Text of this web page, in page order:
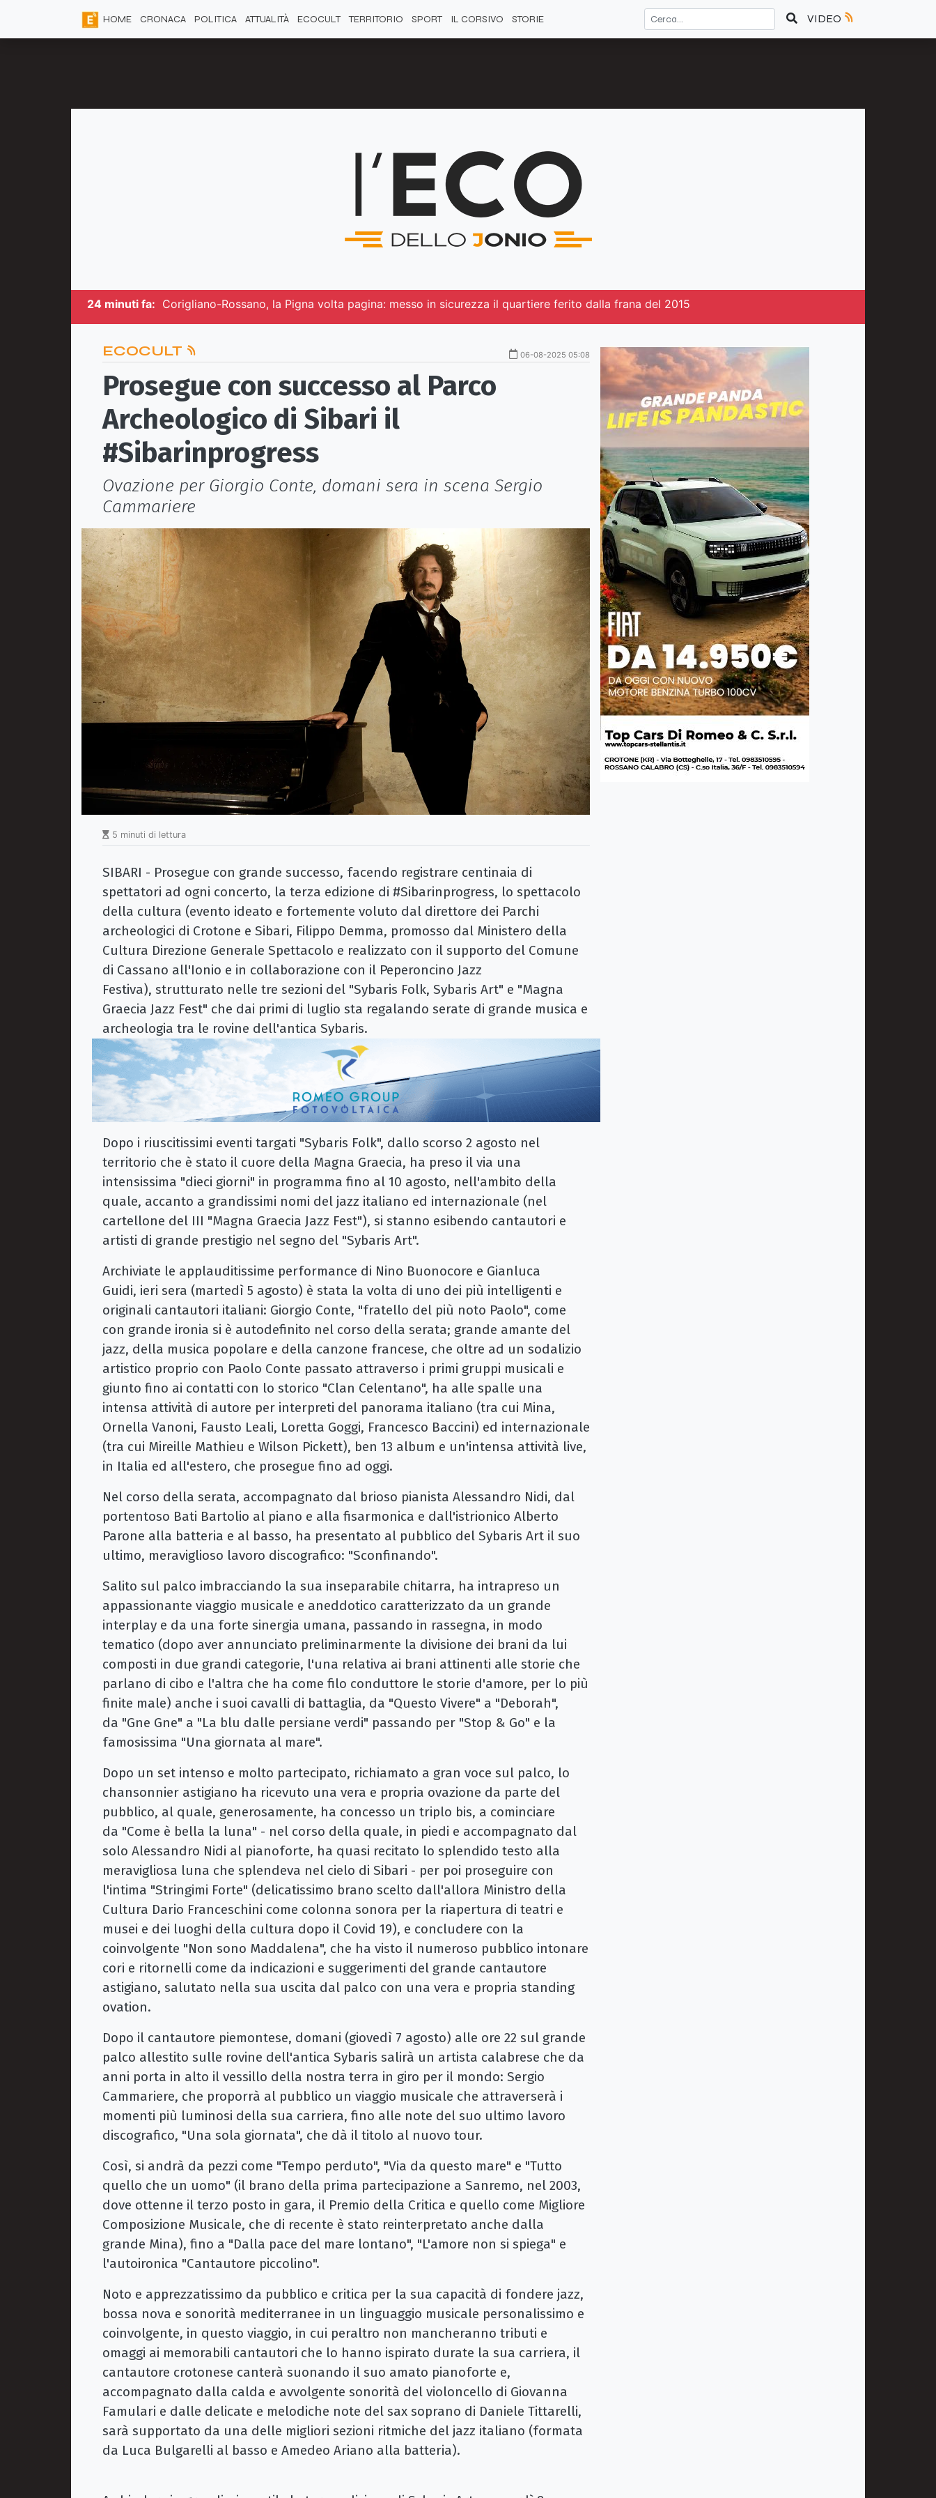
HOME CRONACA POLITICA ATTUALITÀ ECOCULT TERRITORIO SPORT IL CORSIVO STORIE VIDEO
24 minuti fa: Corigliano-Rossano, la Pigna volta pagina: messo in sicurezza il quartiere ferito dalla frana del 2015
ECOCULT 06-08-2025 05:08
Prosegue con successo al Parco
Archeologico di Sibari il
#Sibarinprogress
Ovazione per Giorgio Conte, domani sera in scena Sergio
Cammariere
5 minuti di lettura
SIBARI - Prosegue con grande successo, facendo registrare centinaia di
spettatori ad ogni concerto, la terza edizione di #Sibarinprogress, lo spettacolo
della cultura (evento ideato e fortemente voluto dal direttore dei Parchi
archeologici di Crotone e Sibari, Filippo Demma, promosso dal Ministero della
Cultura Direzione Generale Spettacolo e realizzato con il supporto del Comune
di Cassano all'Ionio e in collaborazione con il Peperoncino Jazz
Festiva), strutturato nelle tre sezioni del "Sybaris Folk, Sybaris Art" e "Magna
Graecia Jazz Fest" che dai primi di luglio sta regalando serate di grande musica e
archeologia tra le rovine dell'antica Sybaris.
Dopo i riuscitissimi eventi targati "Sybaris Folk", dallo scorso 2 agosto nel
territorio che è stato il cuore della Magna Graecia, ha preso il via una
intensissima "dieci giorni" in programma fino al 10 agosto, nell'ambito della
quale, accanto a grandissimi nomi del jazz italiano ed internazionale (nel
cartellone del III "Magna Graecia Jazz Fest"), si stanno esibendo cantautori e
artisti di grande prestigio nel segno del "Sybaris Art".
Archiviate le applauditissime performance di Nino Buonocore e Gianluca
Guidi, ieri sera (martedì 5 agosto) è stata la volta di uno dei più intelligenti e
originali cantautori italiani: Giorgio Conte, "fratello del più noto Paolo", come
con grande ironia si è autodefinito nel corso della serata; grande amante del
jazz, della musica popolare e della canzone francese, che oltre ad un sodalizio
artistico proprio con Paolo Conte passato attraverso i primi gruppi musicali e
giunto fino ai contatti con lo storico "Clan Celentano", ha alle spalle una
intensa attività di autore per interpreti del panorama italiano (tra cui Mina,
Ornella Vanoni, Fausto Leali, Loretta Goggi, Francesco Baccini) ed internazionale
(tra cui Mireille Mathieu e Wilson Pickett), ben 13 album e un'intensa attività live,
in Italia ed all'estero, che prosegue fino ad oggi.
Nel corso della serata, accompagnato dal brioso pianista Alessandro Nidi, dal
portentoso Bati Bartolio al piano e alla fisarmonica e dall'istrionico Alberto
Parone alla batteria e al basso, ha presentato al pubblico del Sybaris Art il suo
ultimo, meraviglioso lavoro discografico: "Sconfinando".
Salito sul palco imbracciando la sua inseparabile chitarra, ha intrapreso un
appassionante viaggio musicale e aneddotico caratterizzato da un grande
interplay e da una forte sinergia umana, passando in rassegna, in modo
tematico (dopo aver annunciato preliminarmente la divisione dei brani da lui
composti in due grandi categorie, l'una relativa ai brani attinenti alle storie che
parlano di cibo e l'altra che ha come filo conduttore le storie d'amore, per lo più
finite male) anche i suoi cavalli di battaglia, da "Questo Vivere" a "Deborah",
da "Gne Gne" a "La blu dalle persiane verdi" passando per "Stop & Go" e la
famosissima "Una giornata al mare".
Dopo un set intenso e molto partecipato, richiamato a gran voce sul palco, lo
chansonnier astigiano ha ricevuto una vera e propria ovazione da parte del
pubblico, al quale, generosamente, ha concesso un triplo bis, a cominciare
da "Come è bella la luna" - nel corso della quale, in piedi e accompagnato dal
solo Alessandro Nidi al pianoforte, ha quasi recitato lo splendido testo alla
meravigliosa luna che splendeva nel cielo di Sibari - per poi proseguire con
l'intima "Stringimi Forte" (delicatissimo brano scelto dall'allora Ministro della
Cultura Dario Franceschini come colonna sonora per la riapertura di teatri e
musei e dei luoghi della cultura dopo il Covid 19), e concludere con la
coinvolgente "Non sono Maddalena", che ha visto il numeroso pubblico intonare
cori e ritornelli come da indicazioni e suggerimenti del grande cantautore
astigiano, salutato nella sua uscita dal palco con una vera e propria standing
ovation.
Dopo il cantautore piemontese, domani (giovedì 7 agosto) alle ore 22 sul grande
palco allestito sulle rovine dell'antica Sybaris salirà un artista calabrese che da
anni porta in alto il vessillo della nostra terra in giro per il mondo: Sergio
Cammariere, che proporrà al pubblico un viaggio musicale che attraverserà i
momenti più luminosi della sua carriera, fino alle note del suo ultimo lavoro
discografico, "Una sola giornata", che dà il titolo al nuovo tour.
Così, si andrà da pezzi come "Tempo perduto", "Via da questo mare" e "Tutto
quello che un uomo" (il brano della prima partecipazione a Sanremo, nel 2003,
dove ottenne il terzo posto in gara, il Premio della Critica e quello come Migliore
Composizione Musicale, che di recente è stato reinterpretato anche dalla
grande Mina), fino a "Dalla pace del mare lontano", "L'amore non si spiega" e
l'autoironica "Cantautore piccolino".
Noto e apprezzatissimo da pubblico e critica per la sua capacità di fondere jazz,
bossa nova e sonorità mediterranee in un linguaggio musicale personalissimo e
coinvolgente, in questo viaggio, in cui peraltro non mancheranno tributi e
omaggi ai memorabili cantautori che lo hanno ispirato durate la sua carriera, il
cantautore crotonese canterà suonando il suo amato pianoforte e,
accompagnato dalla calda e avvolgente sonorità del violoncello di Giovanna
Famulari e dalle delicate e melodiche note del sax soprano di Daniele Tittarelli,
sarà supportato da una delle migliori sezioni ritmiche del jazz italiano (formata
da Luca Bulgarelli al basso e Amedeo Ariano alla batteria).